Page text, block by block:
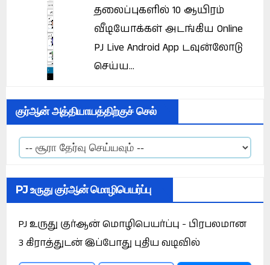
தலைப்புகளில் 10 ஆயிரம்
வீடியோக்கள் அடங்கிய Online
PJ Live Android App டவுன்லோடு
செய்ய...
குர்ஆன் அத்தியாயத்திற்குச் செல்
PJ உருது குர்ஆன் மொழிபெயர்ப்பு
PJ உருது குர்ஆன் மொழிபெயர்ப்பு - பிரபலமான
3 கிராத்துடன் இப்போது புதிய வடிவில்